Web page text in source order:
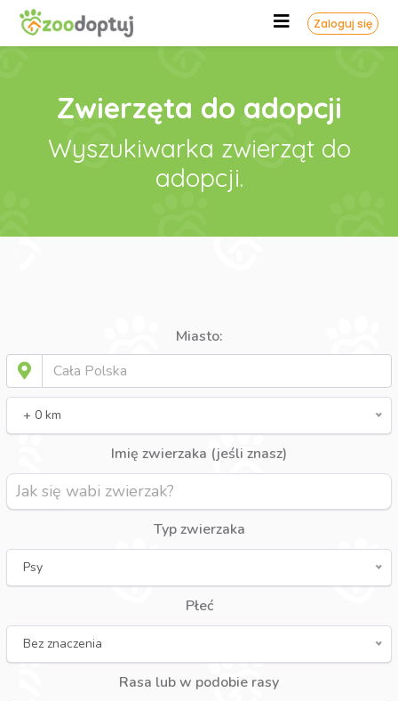
Zaloguj się
Zwierzęta do adopcji
Wyszukiwarka zwierząt do
adopcji.
Miasto:
+ 0 km
Imię zwierzaka (jeśli znasz)
Typ zwierzaka
Psy
Płeć
Bez znaczenia
Rasa lub w podobie rasy